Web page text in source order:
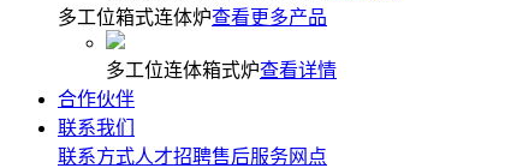
多工位箱式连体炉查看更多产品
多工位连体箱式炉查看详情
合作伙伴
联系我们
联系方式人才招聘售后服务网点